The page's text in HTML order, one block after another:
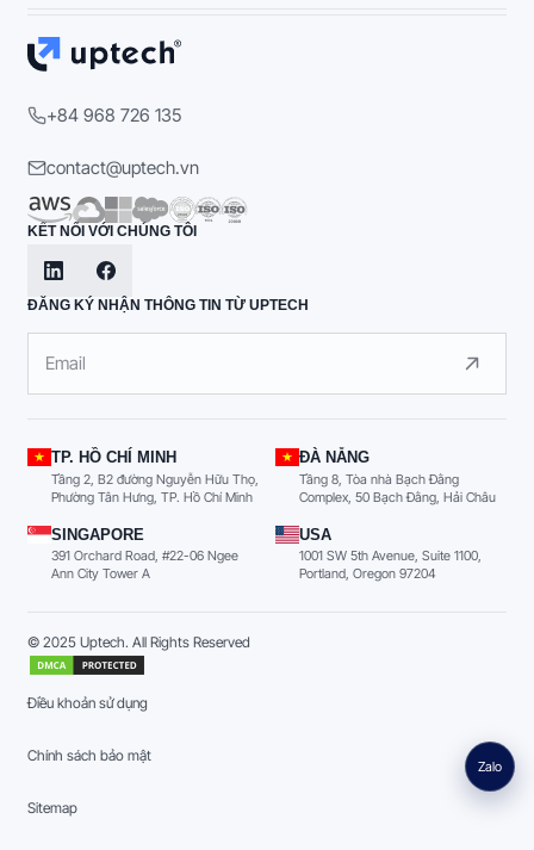
+84 968 726 135
contact@uptech.vn
KẾT NỐI VỚI CHÚNG TÔI
ĐĂNG KÝ NHẬN THÔNG TIN TỪ UPTECH
TP. HỒ CHÍ MINH
Tầng 2, B2 đường Nguyễn Hữu Thọ,
Phường Tân Hưng, TP. Hồ Chí Minh
ĐÀ NẴNG
Tầng 8, Tòa nhà Bạch Đằng
Complex, 50 Bạch Đằng, Hải Châu
SINGAPORE
391 Orchard Road, #22-06 Ngee
Ann City Tower A
USA
1001 SW 5th Avenue, Suite 1100,
Portland, Oregon 97204
© 2025 Uptech. All Rights Reserved
Điều khoản sử dụng
Chính sách bảo mật
Sitemap
Zalo